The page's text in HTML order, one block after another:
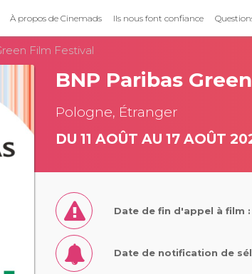
À propos de Cinemads Ils nous font confiance
Film Festival
BNP Paribas
Pologne, Étranger
DU 11 AOÛT AU 17 AOÛT
Date de fin d'appel à film
Date de notification de